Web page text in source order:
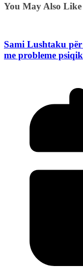
You May Also Like
Sami Lushtaku
me probleme